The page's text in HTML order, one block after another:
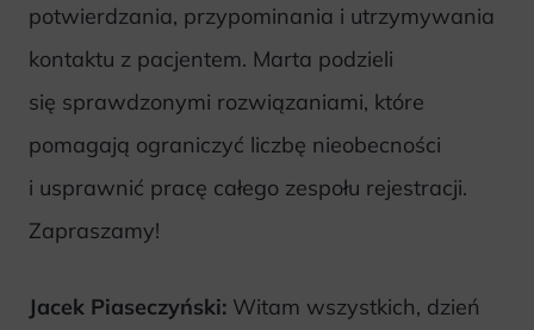
potwierdzania, przypominania i utrzymywania
kontaktu z pacjentem. Marta podzieli
się sprawdzonymi rozwiązaniami, które
pomagają ograniczyć liczbę nieobecności
i usprawnić pracę całego zespołu rejestracji.
Zapraszamy!
Jacek Piaseczyński: Witam wszystkich, dzień